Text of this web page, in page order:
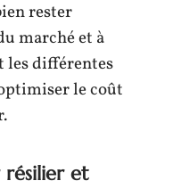
rester
marché et à
les différentes
le coût
résilier et